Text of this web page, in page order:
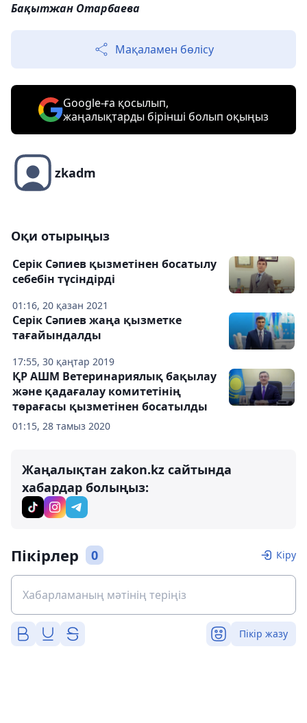
Бақытжан Отарбаева
Мақаламен бөлісу
Google-ға қосылып,
жаңалықтарды бірінші болып оқыңыз
zkadm
Оқи отырыңыз
01:16, 20 қазан 2021
Серік Сәпиев қызметінен босатылу
себебін түсіндірді
17:55, 30 қаңтар 2019
Серік Сәпиев жаңа қызметке
тағайындалды
01:15, 28 тамыз 2020
ҚР АШМ Ветеринариялық бақылау
және қадағалау комитетінің
төрағасы қызметінен босатылды
Жаңалықтан zakon.kz сайтында
хабардар болыңыз:
Пікірлер 0 Кіру
Пікір жазу